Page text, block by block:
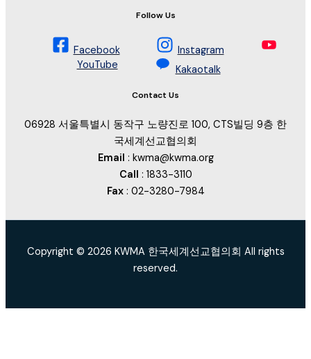
Follow Us
Facebook
Instagram
YouTube
Kakaotalk
Contact Us
06928 서울특별시 동작구 노량진로 100, CTS빌딩 9층 한
국세계선교협의회
Email : kwma@kwma.org
Call : 1833-3110
Fax : 02-3280-7984
Copyright © 2026 KWMA 한국세계선교협의회 All rights
reserved.